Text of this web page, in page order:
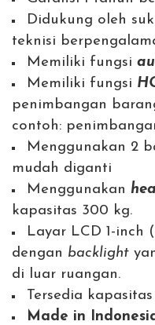
Didukung oleh
teknisi
Memiliki fungsi
Memiliki fungsi
penimbangan
contoh:
Menggunakan 2
mudah diganti
Menggunakan
kapasitas 300 kg.
Layar LCD 1-inch
dengan backlight
di luar ruangan.
Tersedia
Made in